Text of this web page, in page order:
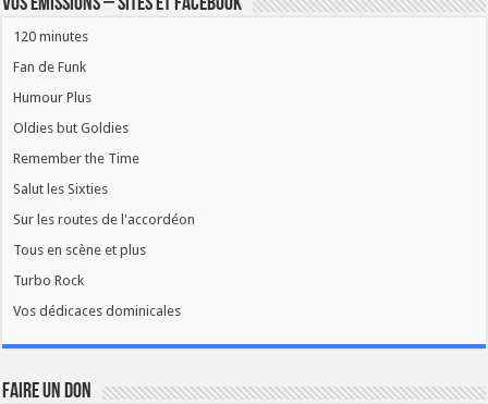
120 minutes
Fan de Funk
Humour Plus
Oldies but Goldies
Remember the Time
Salut les Sixties
Sur les routes de l'accordéon
Tous en scène et plus
Turbo Rock
Vos dédicaces dominicales
FAIRE UN DON